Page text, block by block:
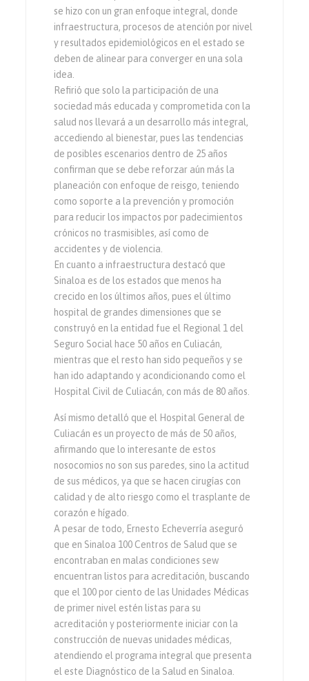
se hizo con un gran enfoque integral, donde
infraestructura, procesos de atención por nivel
y resultados epidemiológicos en el estado se
deben de alinear para converger en una sola
idea.
Refirió que solo la participación de una
sociedad más educada y comprometida con la
salud nos llevará a un desarrollo más integral,
accediendo al bienestar, pues las tendencias
de posibles escenarios dentro de 25 años
confirman que se debe reforzar aún más la
planeación con enfoque de reisgo, teniendo
como soporte a la prevención y promoción
para reducir los impactos por padecimientos
crónicos no trasmisibles, así como de
accidentes y de violencia.
En cuanto a infraestructura destacó que
Sinaloa es de los estados que menos ha
crecido en los últimos años, pues el último
hospital de grandes dimensiones que se
construyó en la entidad fue el Regional 1 del
Seguro Social hace 50 años en Culiacán,
mientras que el resto han sido pequeños y se
han ido adaptando y acondicionando como el
Hospital Civil de Culiacán, con más de 80 años.
Así mismo detalló que el Hospital General de
Culiacán es un proyecto de más de 50 años,
afirmando que lo interesante de estos
nosocomios no son sus paredes, sino la actitud
de sus médicos, ya que se hacen cirugías con
calidad y de alto riesgo como el trasplante de
corazón e hígado.
A pesar de todo, Ernesto Echeverría aseguró
que en Sinaloa 100 Centros de Salud que se
encontraban en malas condiciones sew
encuentran listos para acreditación, buscando
que el 100 por ciento de las Unidades Médicas
de primer nivel estén listas para su
acreditación y posteriormente iniciar con la
construcción de nuevas unidades médicas,
atendiendo el programa integral que presenta
el este Diagnóstico de la Salud en Sinaloa.